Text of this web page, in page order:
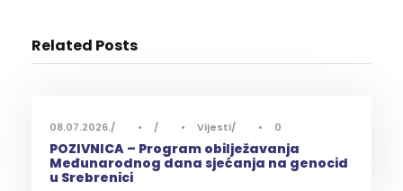
Related Posts
08.07.2026. • • Vijesti • 0
POZIVNICA – Program obilježavanja
Međunarodnog dana sjećanja na genocid
u Srebrenici